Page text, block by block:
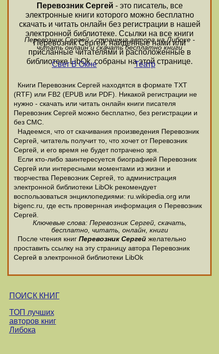
Перевозник Сергей - это писатель, все
электронные книги которого можно бесплатно
скачать и читать онлайн без регистрации в нашей
электронной библиотеке. Ссылки на все книги
Перевозник Сергей, найденные нами или
присланные читателями и расположенные в
библиотеке LibOk, собраны на этой странице.
Перевозник Сергей - страница автора на Либоке -
читать онлайн и скачать бесплатно книги
Свет В Окне Театр
Книги Перевозник Сергей находятся в формате ТХТ
(RTF) или FB2 (EPUB или PDF). Никакой регистрации не
нужно - скачать или читать онлайн книги писателя
Перевозник Сергей можно бесплатно, без регистрации и
без СМС.
Надеемся, что от скачивания произведения Перевозник
Сергей, читатель получит то, что хочет от Перевозник
Сергей, и его время не будет потрачено зря.
Если кто-либо заинтересуется биографией Перевозник
Сергей или интересными моментами из жизни и
творчества Перевозник Сергей, то администрация
электронной библиотеки LibOk рекомендует
воспользоваться энциклопедиями: ru.wikipedia.org или
bigenc.ru, где есть провернная информация о Перевозник
Сергей.
Ключевые слова: Перевозник Сергей, скачать,
бесплатно, читать, онлайн, книги
После чтения книг Перевозник Сергей желательно
проставить ссылку на эту страницу автора Перевозник
Сергей в электронной библиотеки LibOk
ПОИСК КНИГ
ТОП лучших
авторов книг
Либока